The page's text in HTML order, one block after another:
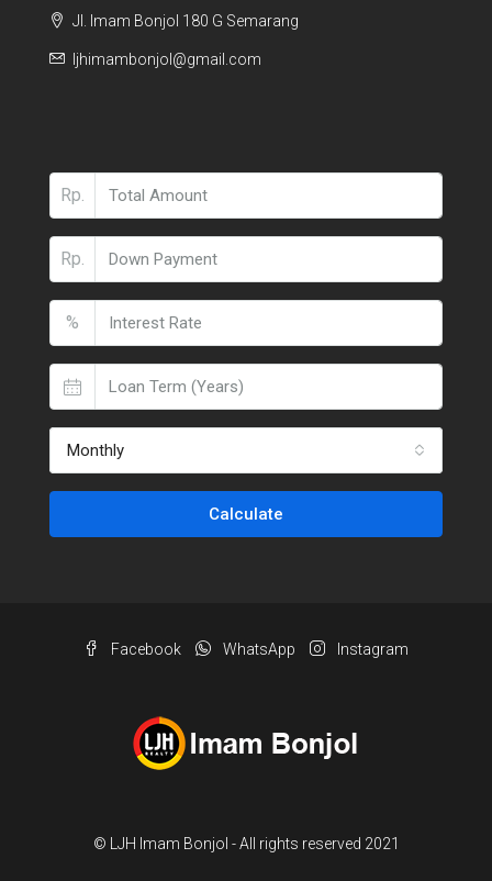
Jl. Imam Bonjol 180 G Semarang
ljhimambonjol@gmail.com
Rp.
Rp.
%
Monthly
Calculate
Facebook WhatsApp Instagram
© LJH Imam Bonjol - All rights reserved 2021